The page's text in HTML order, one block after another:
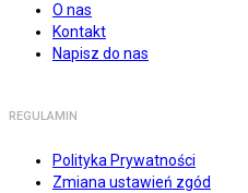
O nas
Kontakt
Napisz do nas
REGULAMIN
Polityka Prywatności
Zmiana ustawień zgód